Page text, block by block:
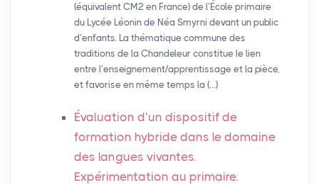
(équivalent CM2 en France) de l’École primaire
du Lycée Léonin de Néa Smyrni devant un public
d’enfants. La thématique commune des
traditions de la Chandeleur constitue le lien
entre l’enseignement/apprentissage et la pièce,
et favorise en même temps la (…)
Évaluation d’un dispositif de
formation hybride dans le domaine
des langues vivantes.
Expérimentation au primaire.